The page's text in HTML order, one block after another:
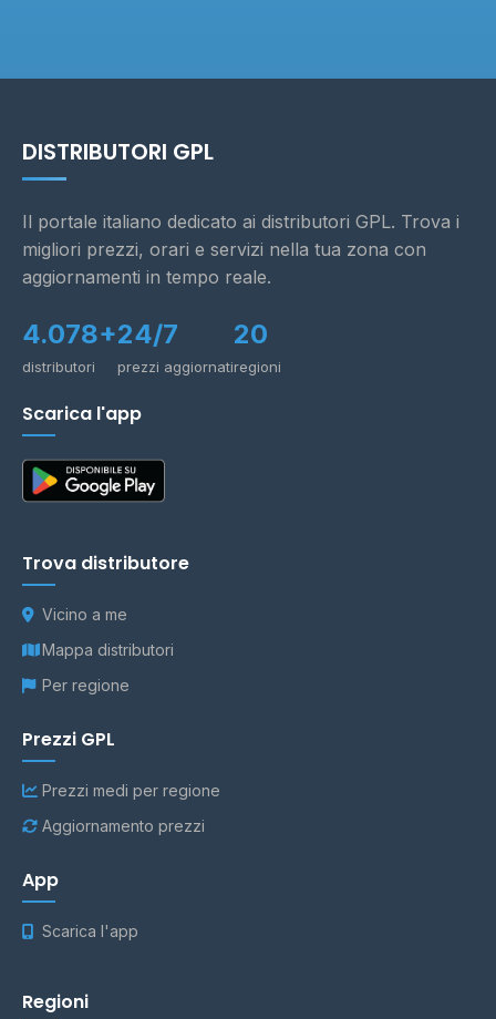
DISTRIBUTORI GPL
Il portale italiano dedicato ai distributori GPL. Trova i
migliori prezzi, orari e servizi nella tua zona con
aggiornamenti in tempo reale.
4.078+
distributori
24/7
prezzi aggiornati
20
regioni
Scarica l'app
Trova distributore
Vicino a me
Mappa distributori
Per regione
Prezzi GPL
Prezzi medi per regione
Aggiornamento prezzi
App
Scarica l'app
Regioni